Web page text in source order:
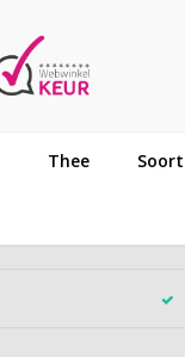
Thee Soort